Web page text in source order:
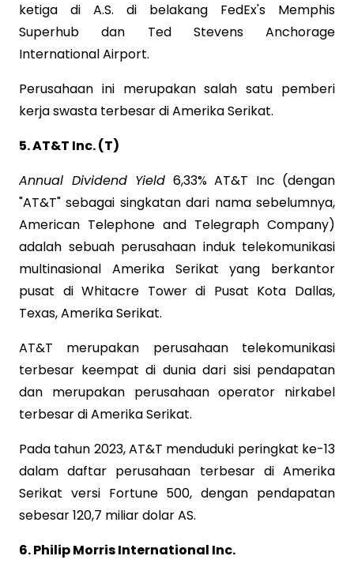
ketiga di A.S. di belakang FedEx's Memphis
Superhub dan Ted Stevens Anchorage
International Airport.
Perusahaan ini merupakan salah satu pemberi
kerja swasta terbesar di Amerika Serikat.
5. AT&T Inc. (T)
Annual Dividend Yield 6,33% AT&T Inc (dengan
"AT&T" sebagai singkatan dari nama sebelumnya,
American Telephone and Telegraph Company)
adalah sebuah perusahaan induk telekomunikasi
multinasional Amerika Serikat yang berkantor
pusat di Whitacre Tower di Pusat Kota Dallas,
Texas, Amerika Serikat.
AT&T merupakan perusahaan telekomunikasi
terbesar keempat di dunia dari sisi pendapatan
dan merupakan perusahaan operator nirkabel
terbesar di Amerika Serikat.
Pada tahun 2023, AT&T menduduki peringkat ke-13
dalam daftar perusahaan terbesar di Amerika
Serikat versi Fortune 500, dengan pendapatan
sebesar 120,7 miliar dolar AS.
6. Philip Morris International Inc.